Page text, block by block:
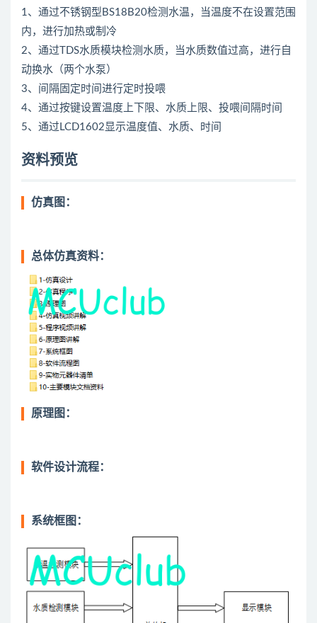
1、通过不锈钢型BS18B20检测水温，当温度不在设置范围
内，进行加热或制冷
2、通过TDS水质模块检测水质，当水质数值过高，进行自
动换水（两个水泵）
3、间隔固定时间进行定时投喂
4、通过按键设置温度上下限、水质上限、投喂间隔时间
5、通过LCD1602显示温度值、水质、时间
资料预览
仿真图：
总体仿真资料：
原理图：
软件设计流程：
系统框图：